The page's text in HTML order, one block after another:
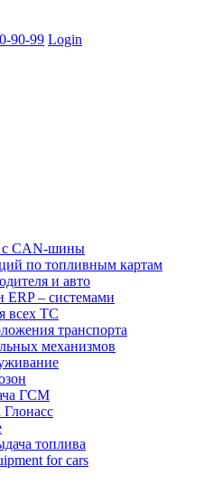
90-99 Login
с CAN-шины
по топливным картам
и авто
ERP – системами
всех ТС
транспорта
механизмов
ГСМ
топлива
for cars